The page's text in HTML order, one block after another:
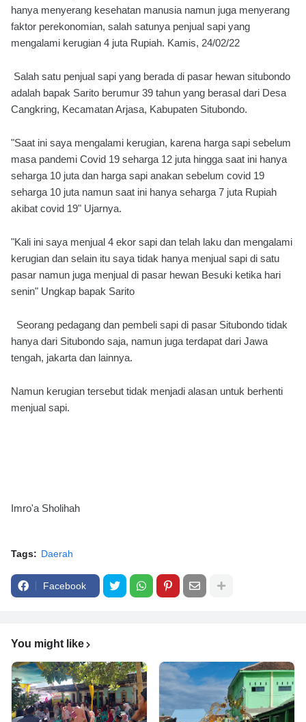
hanya menyerang kesehatan manusia namun juga menyerang
faktor perekonomian, salah satunya penjual sapi yang
mengalami kerugian 4 juta Rupiah. Kamis, 24/02/22
Salah satu penjual sapi yang berada di pasar hewan situbondo
adalah bapak Sarito berumur 39 tahun yang berasal dari Desa
Cangkring, Kecamatan Arjasa, Kabupaten Situbondo.
"Saat ini saya mengalami kerugian, karena harga sapi sebelum
masa pandemi Covid 19 seharga 12 juta hingga saat ini hanya
seharga 10 juta dan harga sapi anakan sebelum covid 19
seharga 10 juta namun saat ini hanya seharga 7 juta Rupiah
akibat covid 19" Ujarnya.
"Kali ini saya menjual 4 ekor sapi dan telah laku dan mengalami
kerugian dan selain itu saya tidak hanya menjual sapi di satu
pasar namun juga menjual di pasar hewan Besuki ketika hari
senin" Ungkap bapak Sarito
Seorang pedagang dan pembeli sapi di pasar Situbondo tidak
hanya dari Situbondo saja, namun juga terdapat dari Jawa
tengah, jakarta dan lainnya.
Namun kerugian tersebut tidak menjadi alasan untuk berhenti
menjual sapi.
Imro'a Sholihah
Tags: Daerah
Facebook
You might like